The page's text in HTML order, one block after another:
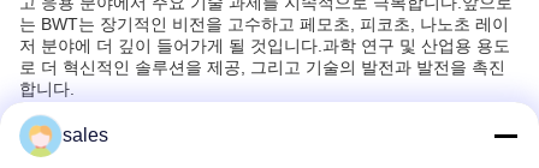
는 BWT는 장기적인 비전을 고수하고 페모초, 피코초, 나노초 레이
저 분야에 더 깊이 들어가게 될 것입니다.과학 연구 및 산업용 용도
로 더 혁신적인 솔루션을 제공, 그리고 기술의 발전과 발전을 촉진
합니다.
권장 제품
sales